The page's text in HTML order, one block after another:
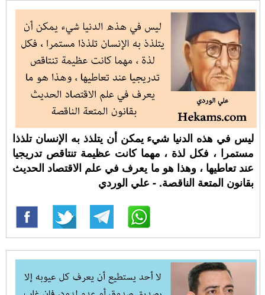
ليس في هذه الدنيا شيء يمكن أن يتلذذ به الإنسان تلذذا
مستمرا ، فكل لذة ، مهما كانت عظيمة تنتاقص تدريجيا
عند تعاطيها ، وهذا هو ما يعرف في علم الاقتصاد الحديث
بقانون المتعة الناقصة. - علي الوردي